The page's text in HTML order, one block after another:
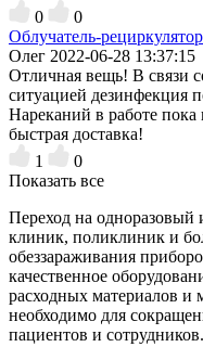
0
0
Облучатель-
Олег 2022-06-28 13:37:15
Отличная вещь! В связи
ситуацией дезинфекция
Нареканий в работе
быстрая доставка!
1
0
Показать все
Переход на одноразовый
клиник, поликлиник и
обеззараживания
качественное
расходных материалов
необходимо для
пациентов и сотрудников.